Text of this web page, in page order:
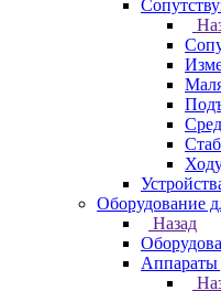
Оборудование
Назад
Аппараты